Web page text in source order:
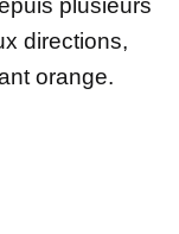
plusieurs
directions,
orange.